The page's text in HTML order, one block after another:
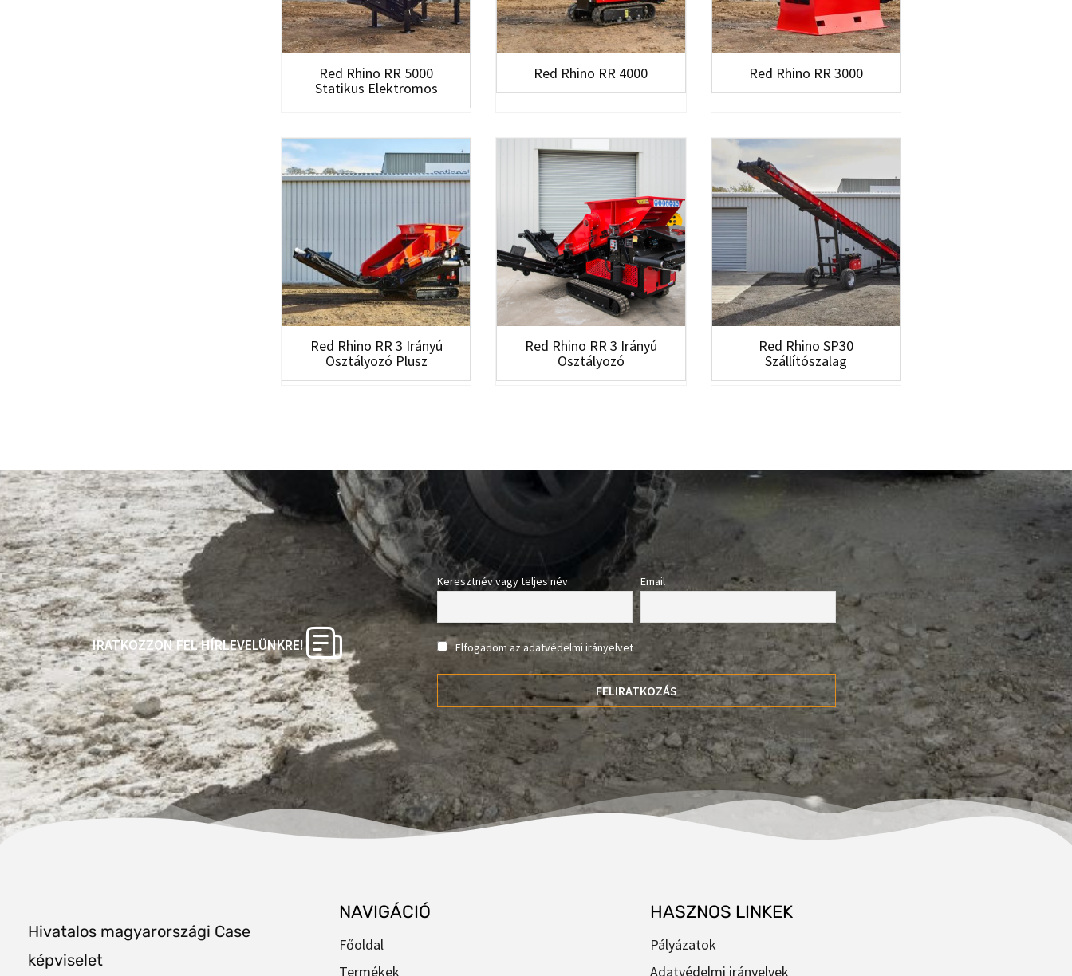
Red Rhino RR 5000
Statikus Elektromos
Red Rhino RR 4000 Red Rhino RR 3000
Red Rhino RR 3 Irányú
Osztályozó Plusz
Red Rhino RR 3 Irányú
Osztályozó
Red Rhino SP30
Szállítószalag
IRATKOZZON FEL HÍRLEVELÜNKRE!
Keresztnév vagy teljes név Email
Elfogadom az adatvédelmi irányelvet
Hivatalos magyarországi Case
képviselet
NAVIGÁCIÓ
Főoldal
Termékek
HASZNOS LINKEK
Pályázatok
Adatvédelmi irányelvek